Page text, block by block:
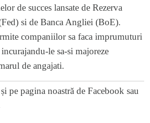
de succes lansate de Rezerva
si de Banca Angliei (BoE).
companiilor sa faca imprumuturi
incurajandu-le sa-si majoreze
de angajati.
pe pagina noastră de Facebook sau